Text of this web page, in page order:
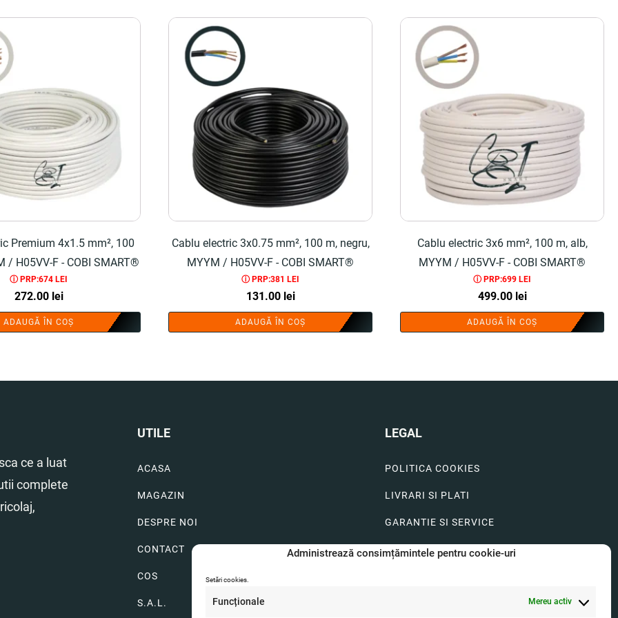
Administrează consimțămintele pentru cookie-uri
Setări cookies.
Funcționale Mereu activ
Premium 4x1.5 mm², 100
/ H05VV-F - COBI SMART®
ⓘ PRP:674 LEI
272.00 lei
ADAUGĂ ÎN COȘ
Cablu electric 3x0.75 mm², 100 m, negru,
MYYM / H05VV-F - COBI SMART®
ⓘ PRP:381 LEI
131.00 lei
ADAUGĂ ÎN COȘ
Cablu electric 3x6 mm², 100 m, alb,
MYYM / H05VV-F - COBI SMART®
ⓘ PRP:699 LEI
499.00 lei
ADAUGĂ ÎN COȘ
ce a luat
complete
UTILE
ACASA
MAGAZIN
DESPRE NOI
CONTACT
COS
S.A.L.
LEGAL
POLITICA COOKIES
LIVRARI SI PLATI
GARANTIE SI SERVICE
FORMULAR SERVICE